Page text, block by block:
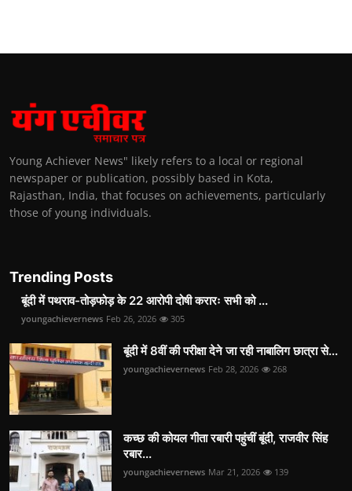
Young Achiever News" likely refers to a local or regional
newspaper or publication, possibly based in Kota,
Rajasthan, India, that focuses on achievements, particularly
those of young individuals.
Trending Posts
बूंदी में पथराव-तोड़फोड़ के 22 आरोपी दोषी करारः सभी को ...
youngachievernews Feb 26, 2026 305
बूंदी में 8वीं की परीक्षा देने जा रही नाबालिग छात्रा से...
youngachievernews Feb 28, 2026 268
कच्छ की कोयल गीता रबारी पहुंचीं बूंदी, राजवीर सिंह
रबार...
youngachievernews Mar 21, 2026 139